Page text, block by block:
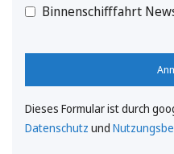
Binnenschifffahrt
Dieses Formular ist durch
Datenschutz und